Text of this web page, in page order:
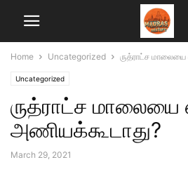
Home Uncategorized ருத்ராட்ச
Uncategorized
ருத்ராட்ச மாலையை
அணியக்கூடாது?
March 29, 2021